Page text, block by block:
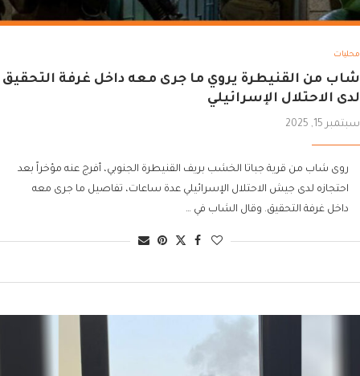
محليات
شاب من القنيطرة يروي ما جرى معه داخل غرفة التحقيق
لدى الاحتلال الإسرائيلي
سبتمبر 15, 2025
روى شاب من قرية جباتا الخشب بريف القنيطرة الجنوبي، أفرج عنه مؤخراً بعد
احتجازه لدى جيش الاحتلال الإسرائيلي عدة ساعات، تفاصيل ما جرى معه
داخل غرفة التحقيق. وقال الشاب في …